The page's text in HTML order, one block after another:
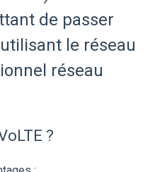
de passer
le réseau
réseau
?